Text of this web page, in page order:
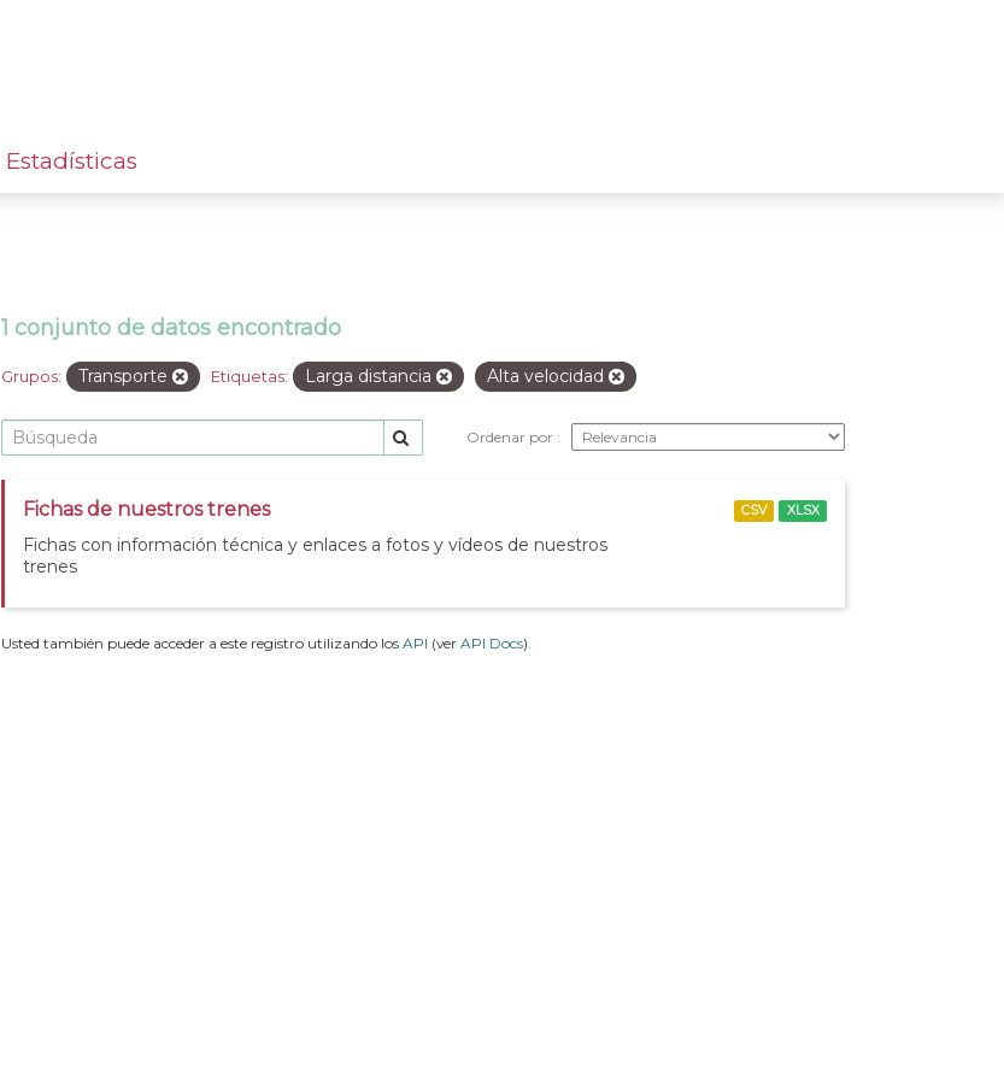
Estadísticas
1 conjunto de datos encontrado
Grupos: Transporte Etiquetas: Larga distancia Alta velocidad
Ordenar por
Fichas de nuestros trenes
Fichas con información técnica y enlaces a fotos y vídeos de nuestros
trenes
CSV XLSX
Usted también puede acceder a este registro utilizando los API (ver API Docs).